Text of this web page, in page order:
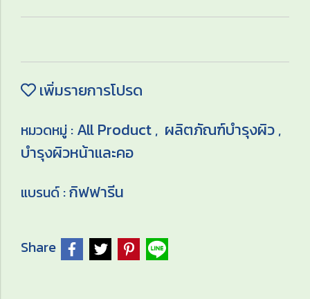
เพิ่มรายการโปรด
หมวดหมู่ : All Product , ผลิตภัณฑ์บำรุงผิว ,
บำรุงผิวหน้าและคอ
แบรนด์ :กิฟฟารีน
Share